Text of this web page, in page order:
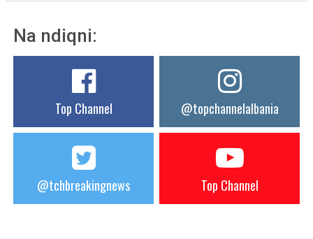
Na ndiqni:
Top Channel @topchannelalbania
@tchbreakingnews Top Channel